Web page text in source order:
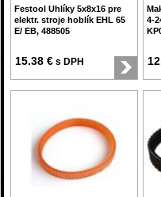
Festool Uhlíky 5x8x16 pre
elektr. stroje hoblík EHL 65
E/ EB, 488505
15.38 € s DPH
4-